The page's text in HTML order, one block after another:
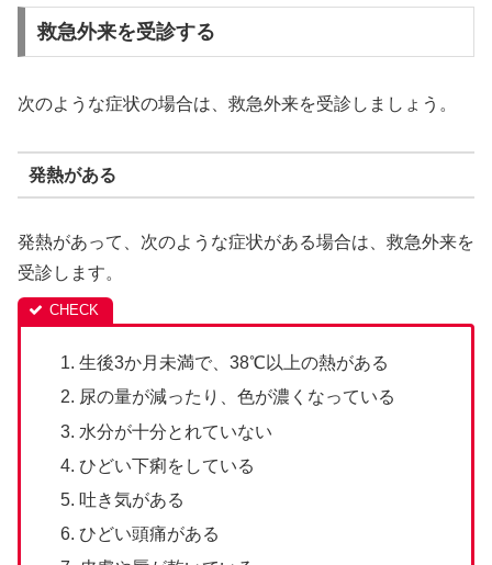
救急外来を受診する
次のような症状の場合は、救急外来を受診しましょう。
発熱がある
発熱があって、次のような症状がある場合は、救急外来を
受診します。
生後3か月未満で、38℃以上の熱がある
尿の量が減ったり、色が濃くなっている
水分が十分とれていない
ひどい下痢をしている
吐き気がある
ひどい頭痛がある